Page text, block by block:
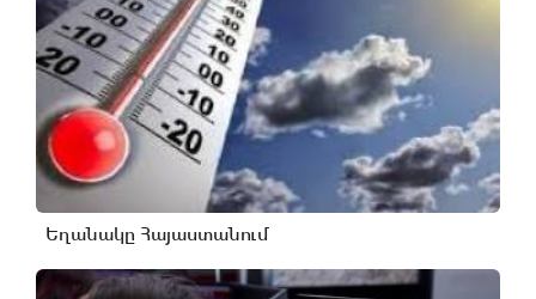
Եղանակը Հայաստանում